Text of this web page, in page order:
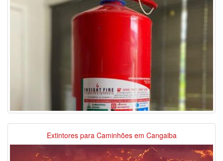
Extintores para Caminhões em Cangaiba